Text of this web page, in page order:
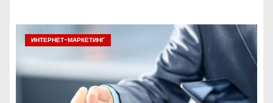
ИНТЕРНЕТ-МАРКЕТИНГ